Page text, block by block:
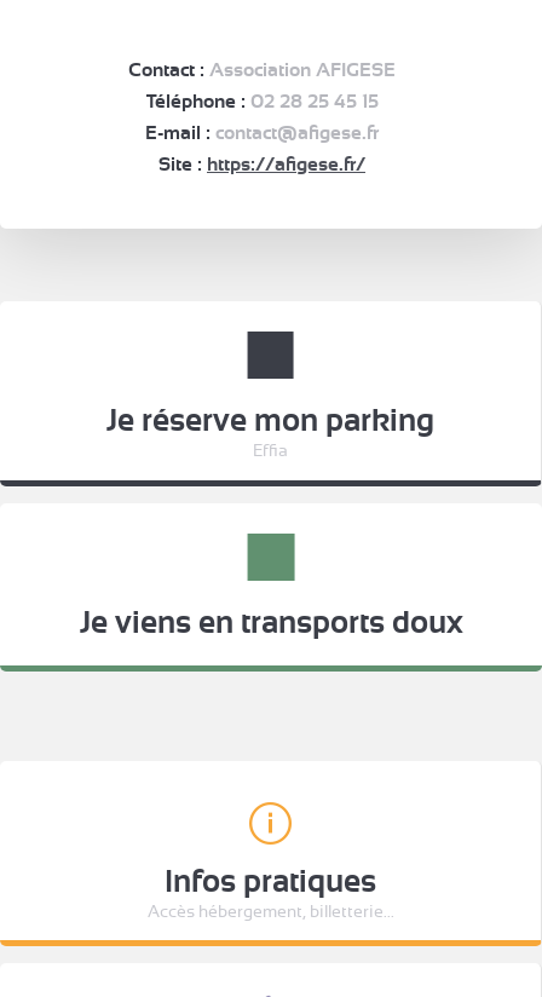
Contact : Association AFIGESE
Téléphone : 02 28 25 45 15
E-mail : contact@afigese.fr
Site : https://afigese.fr/
Je réserve mon parking
Effia
Je viens en transports doux
Infos pratiques
Accès hébergement, billetterie...